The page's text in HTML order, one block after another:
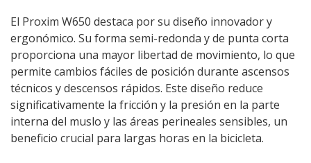
El Proxim W650 destaca por su diseño innovador y
ergonómico. Su forma semi-redonda y de punta corta
proporciona una mayor libertad de movimiento, lo que
permite cambios fáciles de posición durante ascensos
técnicos y descensos rápidos. Este diseño reduce
significativamente la fricción y la presión en la parte
interna del muslo y las áreas perineales sensibles, un
beneficio crucial para largas horas en la bicicleta.